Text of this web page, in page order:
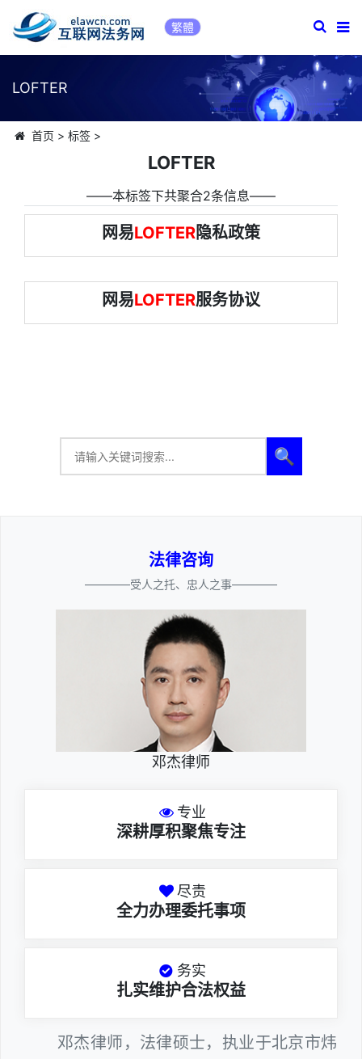
繁體
LOFTER
首页 > 标签>
LOFTER
――本标签下共聚合2条信息――
网易LOFTER隐私政策
网易LOFTER服务协议
🔍
法律咨询
————受人之托、忠人之事————
邓杰律师
专业
深耕厚积聚焦专注
尽责
全力办理委托事项
务实
扎实维护合法权益
邓杰律师，法律硕士，执业于北京市炜